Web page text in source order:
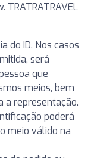
TRATRATRAVEL
do ID. Nos casos
será
que
meios, bem
a representação.
poderá
meio válido na